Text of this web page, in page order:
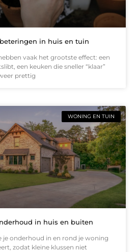
in huis en tuin
vaak het grootste effect: een
een keuken die sneller “klaar”
prettig
WONING EN TUIN
in huis en buiten
je onderhoud in en rond je woning
zodat kleine klussen niet